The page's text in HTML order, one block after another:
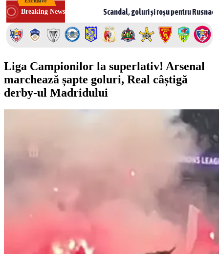
Skip
to
content
Breaking NewsScandal, goluri și roșu pentru Rusnac! CSF Bălți –
Liga Campionilor la superlativ! Arsenal
marchează șapte goluri, Real câștigă
derby-ul Madridului